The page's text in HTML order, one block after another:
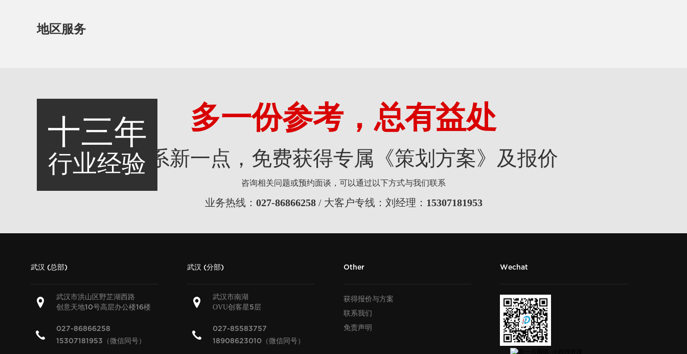
地区服务
十三年
行业经验
多一份参考，总有益处
联系新一点，免费获得专属《策划方案》及报价
咨询相关问题或预约面谈，可以通过以下方式与我们联系
业务热线： 027-86866258/ 大客户专线：刘经理： 15307181953
武汉 (总部)
武汉市洪山区野芷湖西路
创意天地10号高层办公楼16楼
027-86866258
15307181953（微信同号）
武汉 (分部)
武汉市南湖
OVU创客星 5层
027-85583757
18908623010（微信同号）
Other
获得报价与方案
联系我们
免责声明
Wechat